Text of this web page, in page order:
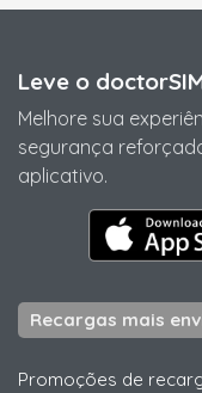
Leve o
Melhore sua
segurança
aplicativo.
Recargas mais
Promoções de